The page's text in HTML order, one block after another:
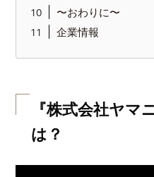
〜おわりに〜
企業情報
『株式会社ヤマ
は？